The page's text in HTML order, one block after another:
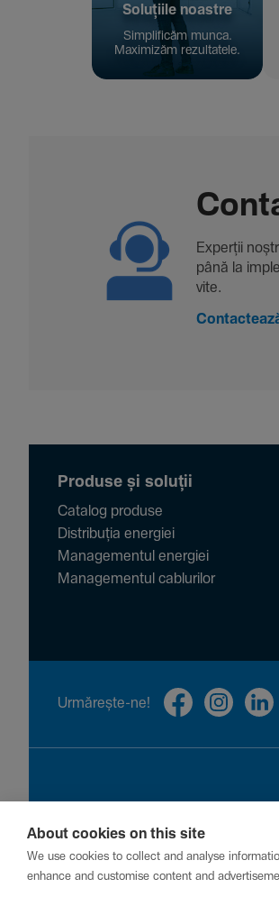
Solu­țiile noastre
Simpli­ficăm munca.
Maxi­mizăm rezul­ta­tele.
Experții
până la
vite.
Produse și soluții
Catalog produse
Distribuția energiei
Managementul energiei
Managementul cablurilor
Urmă­rește-ne!
Privacy Cookies
About cookies on this site
We use cookies to collect and analyse
enhance and customise content and